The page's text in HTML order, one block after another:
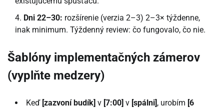
Dni 22–30: rozšírenie (verzia 2–3) 2–3× týždenne,
inak minimum. Týždenný review: čo fungovalo, čo nie.
Šablóny implementačných zámerov
(vyplňte medzery)
Keď [zazvoní budík] v [7:00] v [spálni], urobím [6